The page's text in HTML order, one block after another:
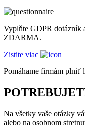
Vyplňte GDPR dotázník
ZDARMA.
Zistite viac
Pomáhame firmám plniť
Na všetky vaše otázky
alebo na osobnom